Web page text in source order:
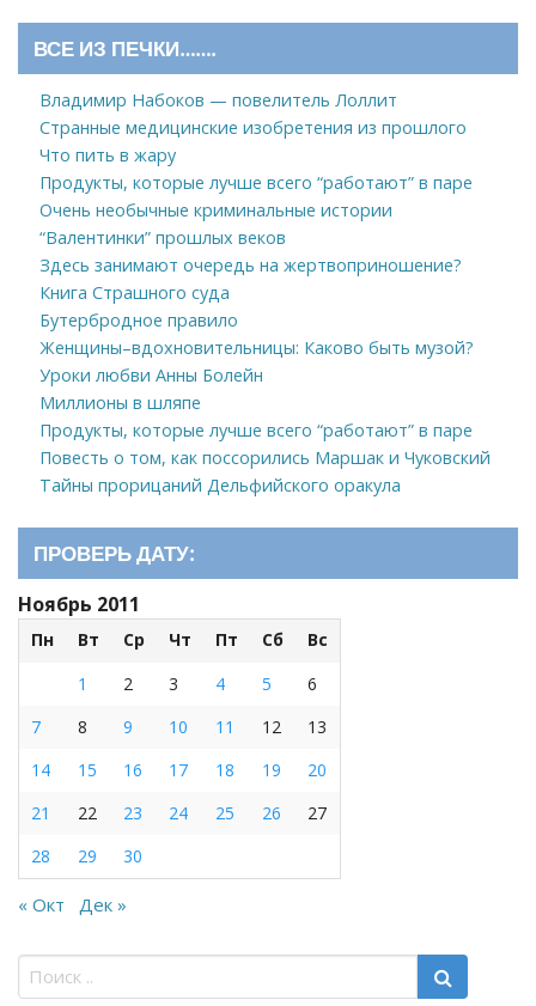
ВСЕ ИЗ ПЕЧКИ…….
Владимир Набоков — повелитель Лоллит
Странные медицинские изобретения из прошлого
Что пить в жару
Продукты, которые лучше всего “работают” в паре
Очень необычные криминальные истории
“Валентинки” прошлых веков
Здесь занимают очередь на жертвоприношение?
Книга Страшного суда
Бутербродное правило
Женщины–вдохновительницы: Каково быть музой?
Уроки любви Анны Болейн
Миллионы в шляпе
Продукты, которые лучше всего “работают” в паре
Повесть о том, как поссорились Маршак и Чуковский
Тайны прорицаний Дельфийского оракула
ПРОВЕРЬ ДАТУ:
Ноябрь 2011
Пн Вт Ср Чт Пт Сб
Вс
1
2 3 4 5
6
7
8 9 10 11 12
13
14
15 16 17 18 19
20
21
22 23 24 25 26
27
28
29 30
« Окт Дек »